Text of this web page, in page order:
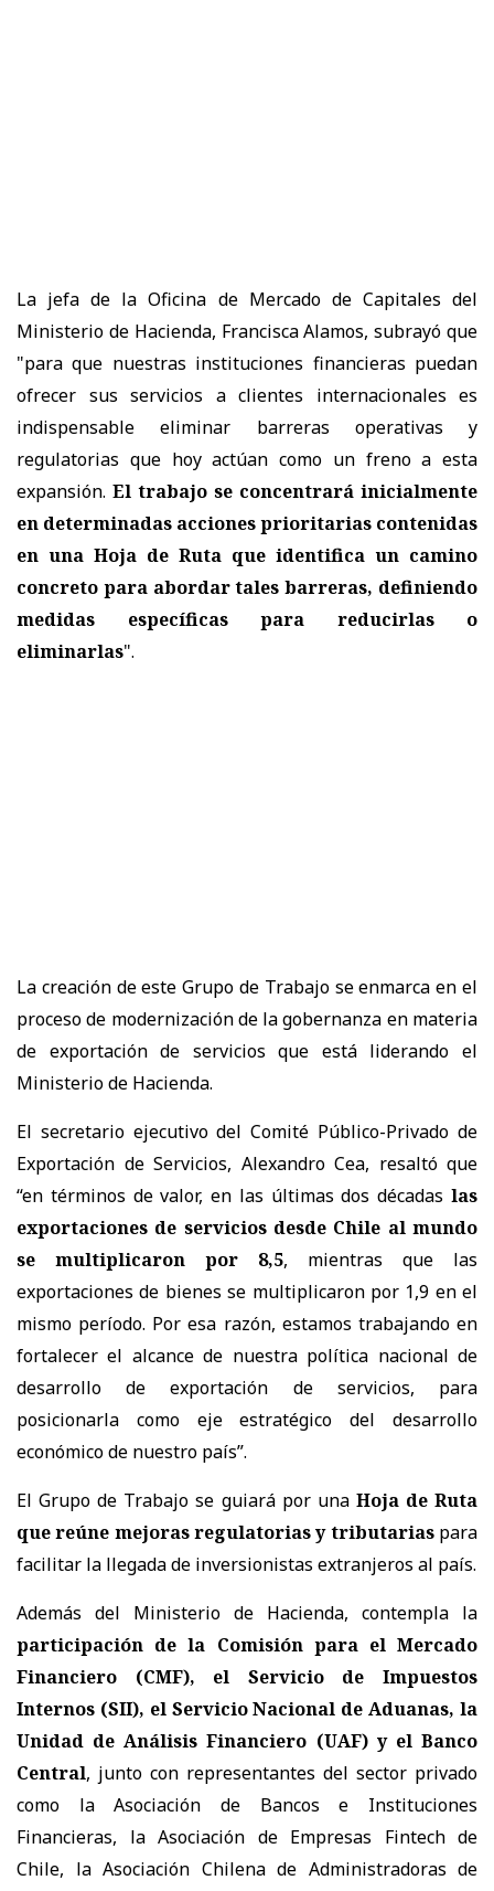
La jefa de la Oficina de Mercado de Capitales del
Ministerio de Hacienda, Francisca Alamos, subrayó que
"para que nuestras instituciones financieras puedan
ofrecer sus servicios a clientes internacionales es
indispensable eliminar barreras operativas y
regulatorias que hoy actúan como un freno a esta
expansión. El trabajo se concentrará inicialmente
en determinadas acciones prioritarias contenidas
en una Hoja de Ruta que identifica un camino
concreto para abordar tales barreras, definiendo
medidas específicas para reducirlas o
eliminarlas".
La creación de este Grupo de Trabajo se enmarca en el
proceso de modernización de la gobernanza en materia
de exportación de servicios que está liderando el
Ministerio de Hacienda.
El secretario ejecutivo del Comité Público-Privado de
Exportación de Servicios, Alexandro Cea, resaltó que
“en términos de valor, en las últimas dos décadas las
exportaciones de servicios desde Chile al mundo
se multiplicaron por 8,5, mientras que las
exportaciones de bienes se multiplicaron por 1,9 en el
mismo período. Por esa razón, estamos trabajando en
fortalecer el alcance de nuestra política nacional de
desarrollo de exportación de servicios, para
posicionarla como eje estratégico del desarrollo
económico de nuestro país”.
El Grupo de Trabajo se guiará por una Hoja de Ruta
que reúne mejoras regulatorias y tributariaspara
facilitar la llegada de inversionistas extranjeros al país.
Además del Ministerio de Hacienda, contempla la
participación de la Comisión para el Mercado
Financiero (CMF), el Servicio de Impuestos
Internos (SII), el Servicio Nacional de Aduanas, la
Unidad de Análisis Financiero (UAF) y el Banco
Central, junto con representantes del sector privado
como la Asociación de Bancos e Instituciones
Financieras, la Asociación de Empresas Fintech de
Chile, la Asociación Chilena de Administradoras de